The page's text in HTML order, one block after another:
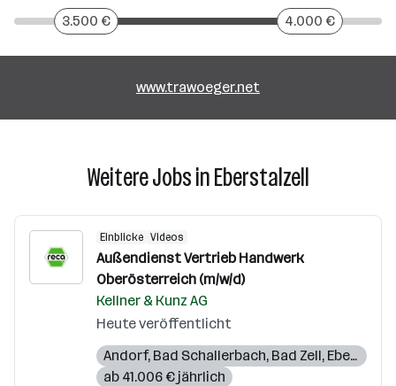
3.500 €
4.000 €
www.trawoeger.net
Weitere Jobs in Eberstalzell
Einblicke Videos
Außendienst Vertrieb Handwerk
Oberösterreich (m/w/d)
Kellner & Kunz AG
Heute veröffentlicht
Andorf, Bad Schallerbach, Bad Zell, Eberstalzell
ab 41.006 € jährlich